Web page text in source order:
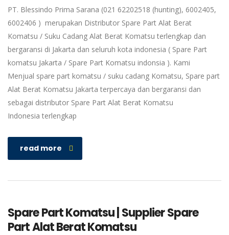
PT. Blessindo Prima Sarana (021 62202518 (hunting), 6002405,
6002406 ) merupakan Distributor Spare Part Alat Berat
Komatsu / Suku Cadang Alat Berat Komatsu terlengkap dan
bergaransi di Jakarta dan seluruh kota indonesia ( Spare Part
komatsu Jakarta / Spare Part Komatsu indonsia ). Kami
Menjual spare part komatsu / suku cadang Komatsu, Spare part
Alat Berat Komatsu Jakarta terpercaya dan bergaransi dan
sebagai distributor Spare Part Alat Berat Komatsu
Indonesia terlengkap
read more
Spare Part Komatsu | Supplier Spare
Part Alat Berat Komatsu